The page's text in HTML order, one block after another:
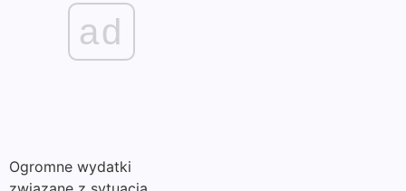
ad
Ogromne wydatki